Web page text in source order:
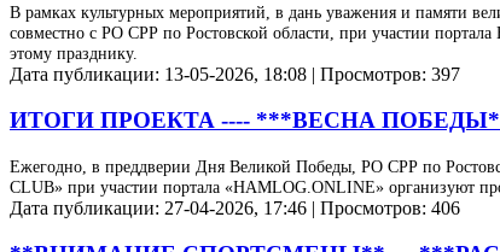
В рамках культурных мероприятий, в дань уважения и памяти
совместно с РО СРР по Ростовской области, при участии
этому празднику.
Дата публикации: 13-05-2026, 18:08 | Просмотров: 397
ИТОГИ ПРОЕКТА ---- ***ВЕСНА
Ежегодно, в преддверии Дня Великой Победы, РО СРР по
CLUB» при участии портала «HAMLOG.ONLINE» организуют
Дата публикации: 27-04-2026, 17:46 | Просмотров: 406